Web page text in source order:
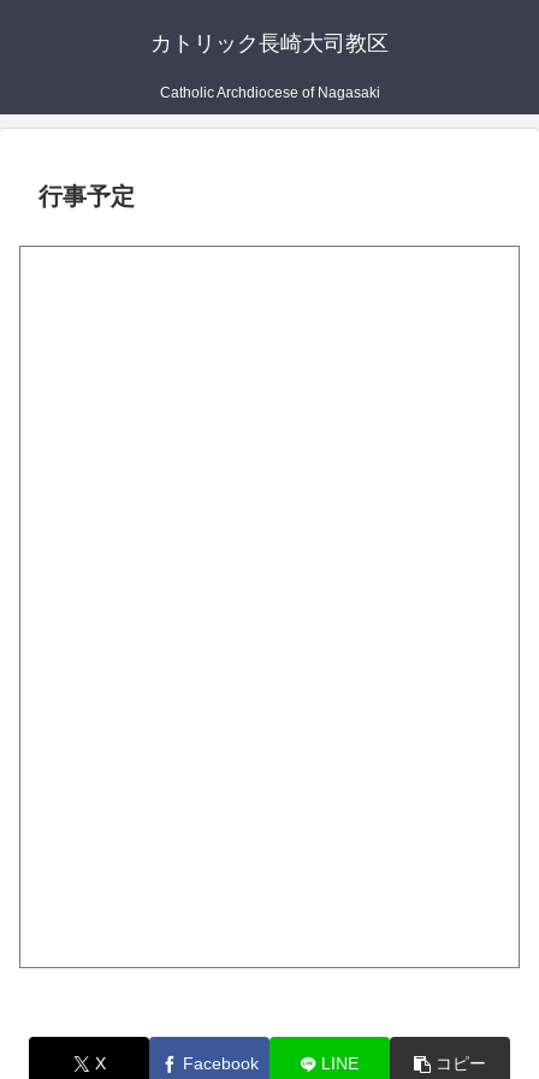
カトリック長崎大司教区
Catholic Archdiocese of Nagasaki
行事予定
X Facebook LINE コピー